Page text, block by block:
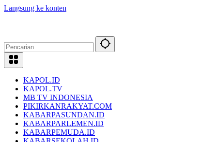
Langsung ke konten
KAPOL.ID
KAPOL.TV
MB TV INDONESIA
PIKIRKANRAKYAT.COM
KABARPASUNDAN.ID
KABARPARLEMEN.ID
KABARPEMUDA.ID